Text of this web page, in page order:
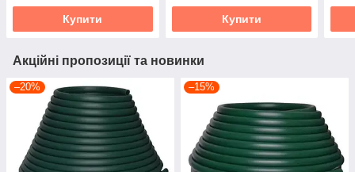
Купити Купити
Акційні пропозиції та новинки
–20% –15%